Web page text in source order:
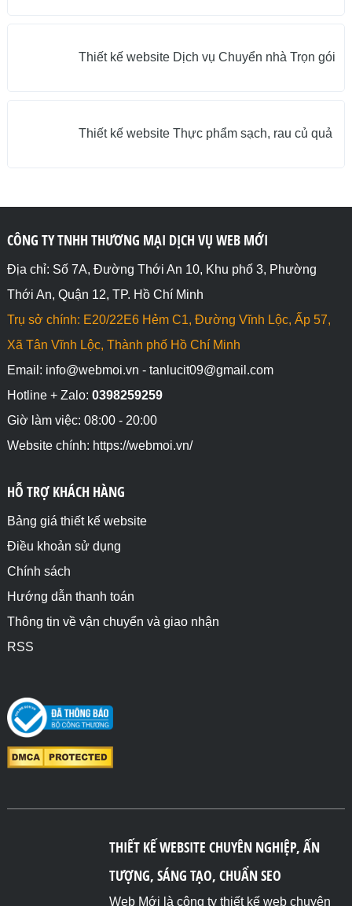
Thiết kế website Dịch vụ Chuyển nhà Trọn gói
Thiết kế website Thực phẩm sạch, rau củ quả
CÔNG TY TNHH THƯƠNG MẠI DỊCH VỤ WEB MỚI
Địa chỉ: Số 7A, Đường Thới An 10, Khu phố 3, Phường
Thới An, Quận 12, TP. Hồ Chí Minh
Trụ sở chính: E20/22E6 Hẻm C1, Đường Vĩnh Lộc, Ấp 57,
Xã Tân Vĩnh Lộc, Thành phố Hồ Chí Minh
Email: info@webmoi.vn - tanlucit09@gmail.com
Hotline + Zalo: 0398259259
Giờ làm việc: 08:00 - 20:00
Website chính: https://webmoi.vn/
HỖ TRỢ KHÁCH HÀNG
Bảng giá thiết kế website
Điều khoản sử dụng
Chính sách
Hướng dẫn thanh toán
Thông tin về vận chuyển và giao nhận
RSS
THIẾT KẾ WEBSITE CHUYÊN NGHIỆP, ẤN
TƯỢNG, SÁNG TẠO, CHUẨN SEO
Web Mới là công ty thiết kế web chuyên